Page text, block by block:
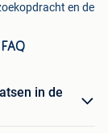
en de
in de